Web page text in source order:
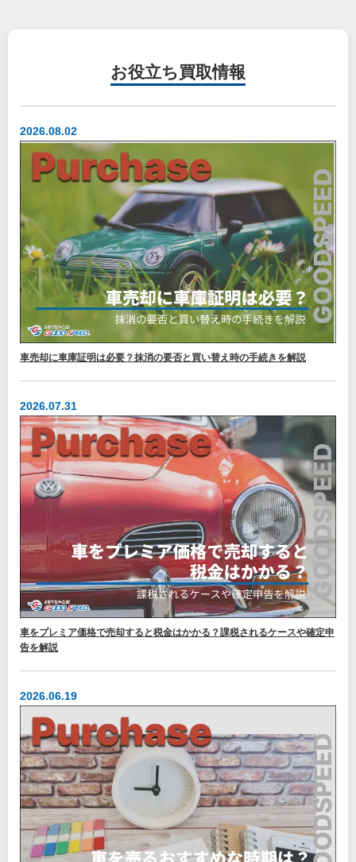
お役立ち 買取情報
2026.08.02
車売却に車庫証明は必要？抹消の要否と買い替え時の手続きを解説
2026.07.31
車をプレミア価格で売却すると税金はかかる？課税されるケースや確定申
告を解説
2026.06.19